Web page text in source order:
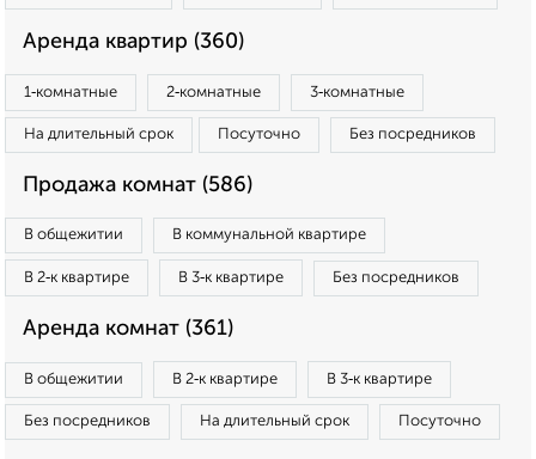
Аренда квартир (360)
1‑комнатные 2‑комнатные 3‑комнатные
На длительный срок Посуточно Без посредников
Продажа комнат (586)
В общежитии В коммунальной квартире
В 2‑к квартире В 3‑к квартире Без посредников
Аренда комнат (361)
В общежитии В 2‑к квартире В 3‑к квартире
Без посредников На длительный срок Посуточно